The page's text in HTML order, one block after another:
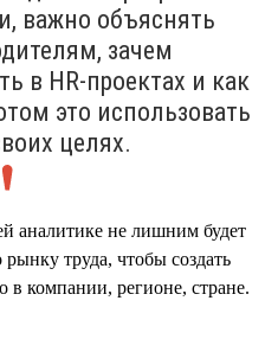
важно объяснять
зачем
в HR-проектах и как
это использовать
целях.
аналитике не лишним будет
рынку труда, чтобы создать
компании, регионе, стране.